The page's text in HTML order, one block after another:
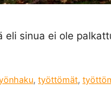
sinua ei ole
,työttömät,